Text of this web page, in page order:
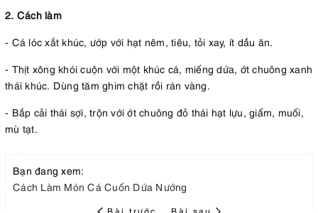
2. Cách làm
- Cá lóc xắt khúc, ướp với hạt nêm, tiêu, tỏi xay, ít dầu ăn.
- Thịt xông khói cuộn với một khúc cá, miếng dứa, ớt chuông xanh
thái khúc. Dùng tăm ghim chặt rồi rán vàng.
- Bắp cải thái sợi, trộn với ớt chuông đỏ thái hạt lựu, giấm, muối,
mù tạt.
Bạn đang xem:
Cách Làm Món Cá Cuốn Dứa Nướng
Bài trước Bài sau